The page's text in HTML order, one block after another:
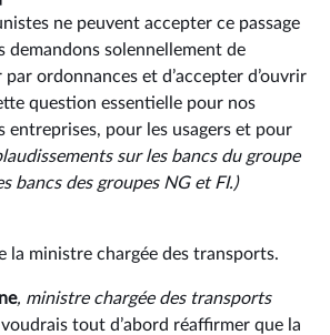
ne peuvent accepter ce passage
demandons solennellement de
ordonnances et d’accepter d’ouvrir
question essentielle pour nos
pour les usagers et pour
sur les bancs du groupe
bancs desgroupes NG etFI.)
la ministre chargée des transports.
, ministre chargée des transports
tout d’abord réaffirmer que la